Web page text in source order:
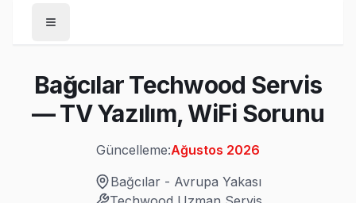
/Bağcılar
/Techwood
Son Güncelleme:Ağustos 2026
Bağcılar Techwood Servis
— TV Yazılım, WiFi Sorunu
Güncelleme:Ağustos 2026
Bağcılar - Avrupa Yakası